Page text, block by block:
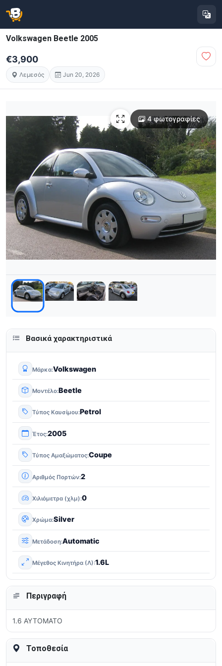
Volkswagen Beetle 2005
€3,900
Λεμεσός Jun 20, 2026
4 φωτογραφίες
Βασικά χαρακτηριστικά
Μάρκα Volkswagen
Μοντέλο Beetle
Τύπος Καυσίμου Petrol
Έτος 2005
Τύπος Αμαξώματος Coupe
Αριθμός Πορτών 2
Χιλιόμετρα (χλμ) 0
Χρώμα Silver
Μετάδοση Automatic
Μέγεθος Κινητήρα (Λ) 1.6L
Περιγραφή
1.6 ΑΥΤΟΜΑΤΟ
Τοποθεσία